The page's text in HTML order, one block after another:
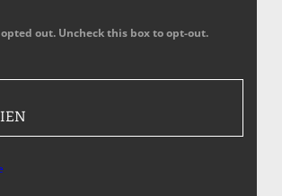
out. Uncheck this box to opt-out.